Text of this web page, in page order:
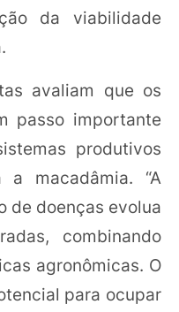
da viabilidade
avaliam que os
passo importante
produtivos
a macadâmia. “A
de doenças evolua
combinando
agronômicas. O
para ocupar